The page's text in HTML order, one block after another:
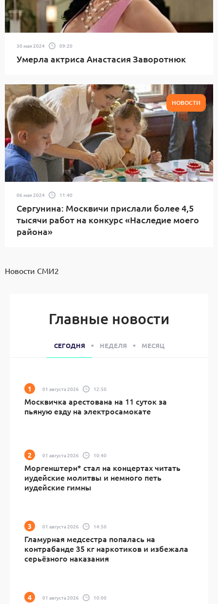
30 мая 2024 09:20
Умерла актриса Анастасия Заворотнюк
НОВОСТИ
06 мая 2024 11:40
Сергунина: Москвичи прислали более 4,5
тысячи работ на конкурс «Наследие моего
района»
Новости СМИ2
Главные новости
СЕГОДНЯ НЕДЕЛЯ МЕСЯЦ
01 августа 2026 12:50
Москвичка арестована на 11 суток за
пьяную езду на электросамокате
01 августа 2026 10:40
Моргенштерн* стал на концертах читать
иудейские молитвы и немного петь
иудейские гимны
01 августа 2026 14:50
Гламурная медсестра попалась на
контрабанде 35 кг наркотиков и избежала
серьёзного наказания
01 августа 2026 10:00